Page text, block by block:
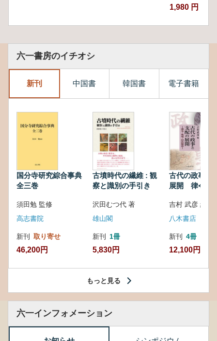
1,980 円
六一書房のイチオシ
新刊 中国書 韓国書 電子書籍
国分寺研究綜合事典
全三巻
須田勉 監修
高志書院
新刊 取り寄せ
46,200円
古墳時代の繊維 : 観
察と識別の手引き
沢田むつ代 著
雄山閣
新刊 1冊
5,830円
古代の政事と
展開 律令・
吉村 武彦 編集
八木書店
新刊 4冊
12,100円
もっと見る
六一インフォメーション